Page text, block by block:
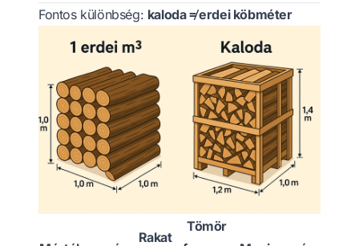
Fontos különbség: kaloda ≠ erdei köbméter
Rakat
Tömör